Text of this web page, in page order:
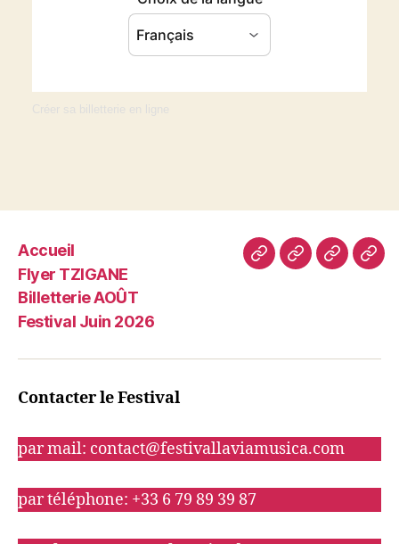
Créer sa billetterie en ligne
Accueil
Flyer TZIGANE
Billetterie AOÛT
Festival Juin 2026
AccueilFlyerBilletterie
Contacter le Festival
par mail: contact@festivallaviamusica.com
par téléphone: +33 6 79 89 39 87